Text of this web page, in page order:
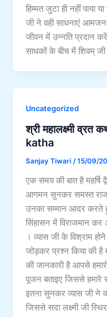
हिम्मत जुटा ही नहीं पाया
जी ने वही साधनाएं
जीवन में उन्नति प्रदान
साधकों के बीच में शिवम्
Uncategorized
श्री महालक्ष्मी
katha
Sanjay Tiwari/15/09/
एक समय की बात है महर्षि
आगमन सुनकर समस्त
उनका सम्मान आदर करते
सिंहासन में विराजमान
। व्यास जी के विश्राम
जोड़कर प्रश्न किया की है
की जानकारी है आपसे
पूजन बताइए जिससे हमारे
इतना सुनकर व्यास जी ने
जिससे सदा लक्ष्मी जी